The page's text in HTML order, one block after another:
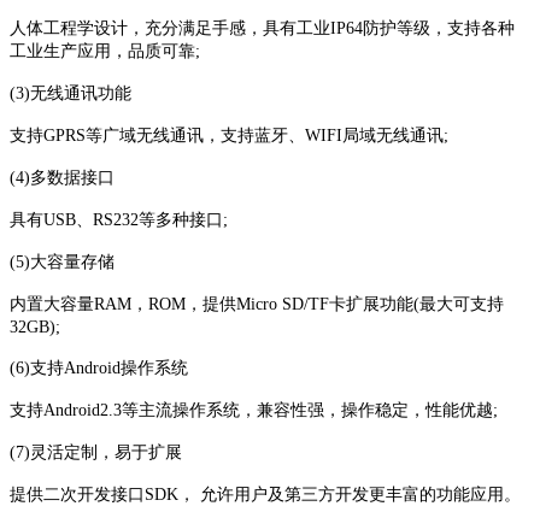
人体工程学设计，充分满足手感，具有工业IP64防护等级，支持各种
工业生产应用，品质可靠;
(3)无线通讯功能
支持GPRS等广域无线通讯，支持蓝牙、WIFI局域无线通讯;
(4)多数据接口
具有USB、RS232等多种接口;
(5)大容量存储
内置大容量RAM，ROM，提供Micro SD/TF卡扩展功能(最大可支持
32GB);
(6)支持Android操作系统
支持Android2.3等主流操作系统，兼容性强，操作稳定，性能优越;
(7)灵活定制，易于扩展
提供二次开发接口SDK， 允许用户及第三方开发更丰富的功能应用。